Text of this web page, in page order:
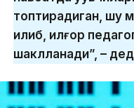
топтирадиган, шу
қилиб, илғор
шаклланади”, –